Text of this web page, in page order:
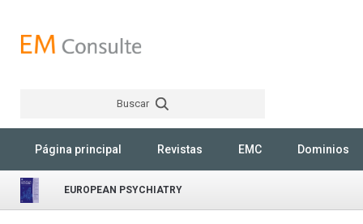
Buscar
Página principal Revistas EMC Dominios
EUROPEAN PSYCHIATRY